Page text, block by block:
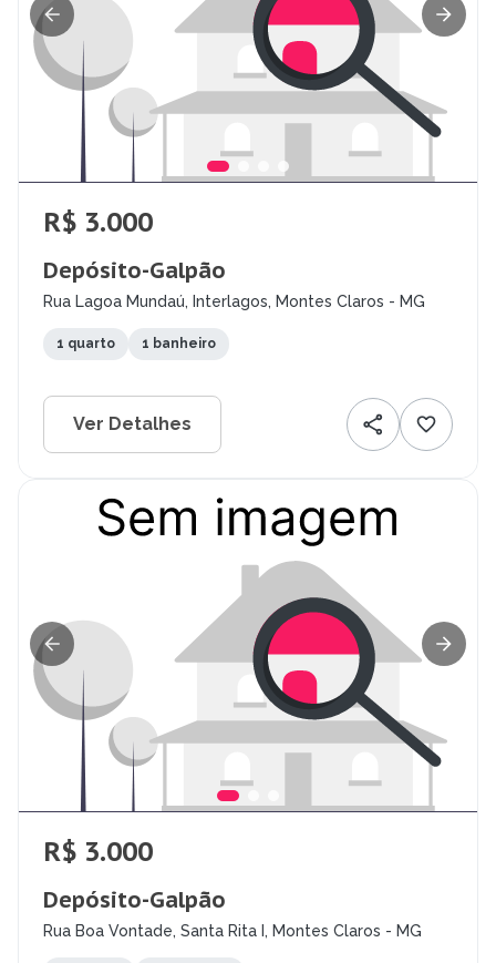
R$ 3.000
Depósito-Galpão
Rua Lagoa Mundaú, Interlagos, Montes Claros - MG
1 quarto 1 banheiro
Ver Detalhes
R$ 3.000
Depósito-Galpão
Rua Boa Vontade, Santa Rita I, Montes Claros - MG